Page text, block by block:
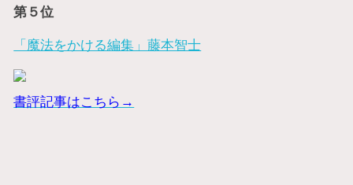
第５位
「魔法をかける編集」藤本智士
書評記事はこちら→